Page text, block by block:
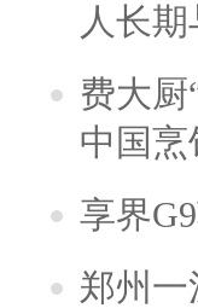
人长
费大厨
中国烹
享界
郑州